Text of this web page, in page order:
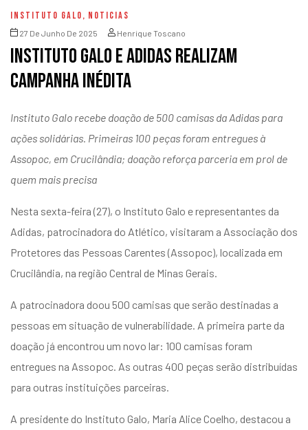
INSTITUTO GALO, NOTICIAS
27 De Junho De 2025 Henrique Toscano
Instituto Galo e Adidas realizam
campanha inédita
Instituto Galo recebe doação de 500 camisas da Adidas para
ações solidárias. Primeiras 100 peças foram entregues à
Assopoc, em Crucilândia; doação reforça parceria em prol de
quem mais precisa
Nesta sexta-feira (27), o Instituto Galo e representantes da
Adidas, patrocinadora do Atlético, visitaram a Associação dos
Protetores das Pessoas Carentes (Assopoc), localizada em
Crucilândia, na região Central de Minas Gerais.
A patrocinadora doou 500 camisas que serão destinadas a
pessoas em situação de vulnerabilidade. A primeira parte da
doação já encontrou um novo lar: 100 camisas foram
entregues na Assopoc. As outras 400 peças serão distribuídas
para outras instituições parceiras.
A presidente do Instituto Galo, Maria Alice Coelho, destacou a